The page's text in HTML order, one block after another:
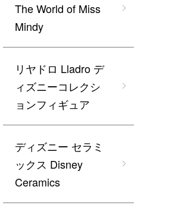
The World of Miss
Mindy
リヤドロ Lladro デ
ィズニーコレクシ
ョンフィギュア
ディズニー セラミ
ックス Disney
Ceramics